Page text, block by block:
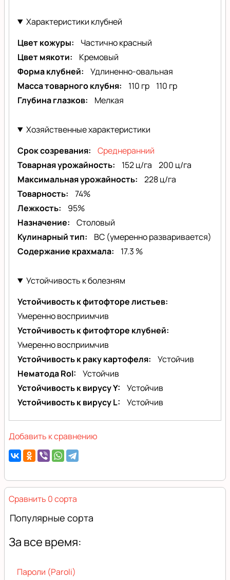
Характеристики клубней
Цвет кожуры
Частично красный
Цвет мякоти
Кремовый
Форма клубней
Удлиненно-овальная
Масса товарного клубня
110 гр
110 гр
Глубина глазков
Мелкая
Хозяйственные характеристики
Срок созревания
Среднеранний
Товарная урожайность
152 ц/га
200 ц/га
Максимальная урожайность
228 ц/га
Товарность
74%
Лежкость
95%
Назначение
Столовый
Кулинарный тип
BC (умеренно разваривается)
Содержание крахмала
17.3 %
Устойчивость к болезням
Устойчивость к фитофторе листьев
Умеренно восприимчив
Устойчивость к фитофторе клубней
Умеренно восприимчив
Устойчивость к раку картофеля
Устойчив
Нематода RoI
Устойчив
Устойчивость к вирусу Y
Устойчив
Устойчивость к вирусу L
Устойчив
Добавить к сравнению
Сравнить 0 сорта
Популярные сорта
За все время:
Пароли (Paroli)